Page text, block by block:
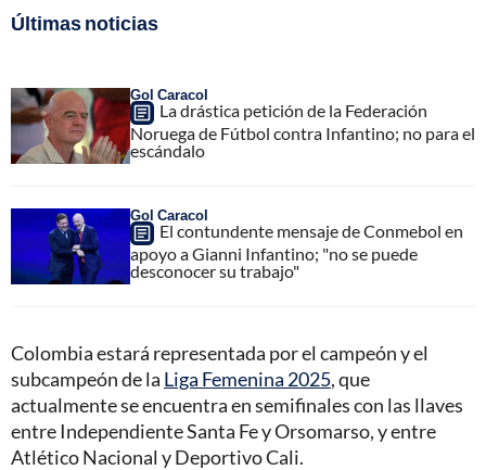
Últimas noticias
Gol Caracol
La drástica petición de la Federación
Noruega de Fútbol contra Infantino; no para el
escándalo
Gol Caracol
El contundente mensaje de Conmebol en
apoyo a Gianni Infantino; "no se puede
desconocer su trabajo"
Colombia estará representada por el campeón y el
subcampeón de la Liga Femenina 2025, que
actualmente se encuentra en semifinales con las llaves
entre Independiente Santa Fe y Orsomarso, y entre
Atlético Nacional y Deportivo Cali.